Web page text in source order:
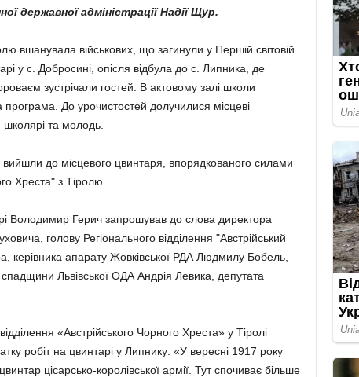
державної адміністрації Надії Щур.
вшанувала військових, що загинули у Першій світовій
у с. Добросині, опісля відбула до с. Липника, де
зустрічали гостей. В актовому залі школи
програма. До урочистостей долучилися місцеві
школярі та молодь.
вийшли до місцевого цвинтаря, впорядкованого силами
Хреста" з Тіролю.
Володимир Герич запрошував до слова директора
голову Регіонального відділення "Австрійський
керівника апарату Жовківської РДА Людмилу Бобель,
спадщини Львівської ОДА Андрія Левика, депутата
«Австрійського Чорного Хреста» у Тіролі
робіт на цвинтарі у Липнику: «У вересні 1917 року
цісарсько-королівської армії. Тут спочиває більше